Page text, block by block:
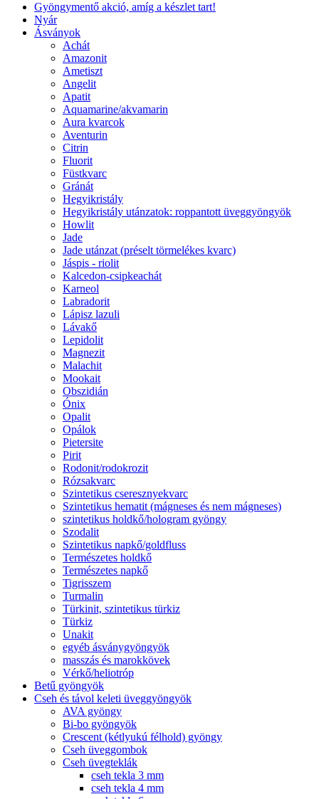
Gyöngymentő akció, amíg a készlet tart!
Nyár
Ásványok
Achát
Amazonit
Ametiszt
Angelit
Apatit
Aquamarine/akvamarin
Aura kvarcok
Aventurin
Citrin
Fluorit
Füstkvarc
Gránát
Hegyikristály
Hegyikristály utánzatok: roppantott üveggyöngyök
Howlit
Jade
Jade utánzat (préselt törmelékes kvarc)
Jáspis - riolit
Kalcedon-csipkeachát
Karneol
Labradorit
Lápisz lazuli
Lávakő
Lepidolit
Magnezit
Malachit
Mookait
Obszidián
Ónix
Opalit
Opálok
Pietersite
Pirit
Rodonit/rodokrozit
Rózsakvarc
Szintetikus cseresznyekvarc
Szintetikus hematit (mágneses és nem mágneses)
szintetikus holdkő/hologram gyöngy
Szodalit
Szintetikus napkő/goldfluss
Természetes holdkő
Természetes napkő
Tigrisszem
Turmalin
Türkinit, szintetikus türkiz
Türkiz
Unakit
egyéb ásványgyöngyök
masszás és marokkövek
Vérkő/heliotróp
Betű gyöngyök
Cseh és távol keleti üveggyöngyök
AVA gyöngy
Bi-bo gyöngyök
Crescent (kétlyukú félhold) gyöngy
Cseh üveggombok
Cseh üvegteklák
cseh tekla 3 mm
cseh tekla 4 mm